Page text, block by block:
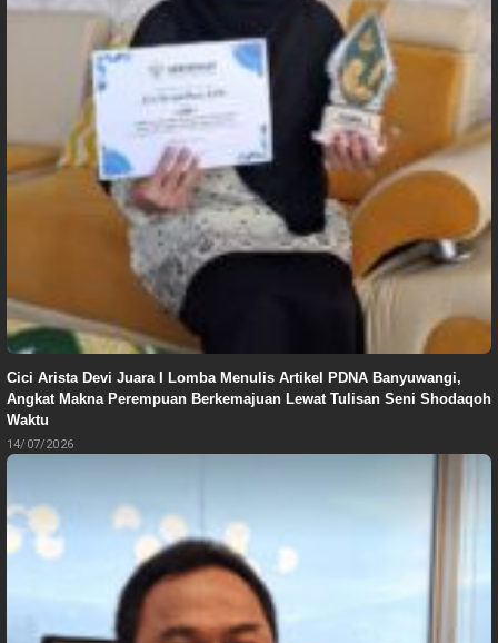
Cici Arista Devi Juara I Lomba Menulis Artikel PDNA Banyuwangi,
Angkat Makna Perempuan Berkemajuan Lewat Tulisan Seni Shodaqoh
Waktu
14/07/2026